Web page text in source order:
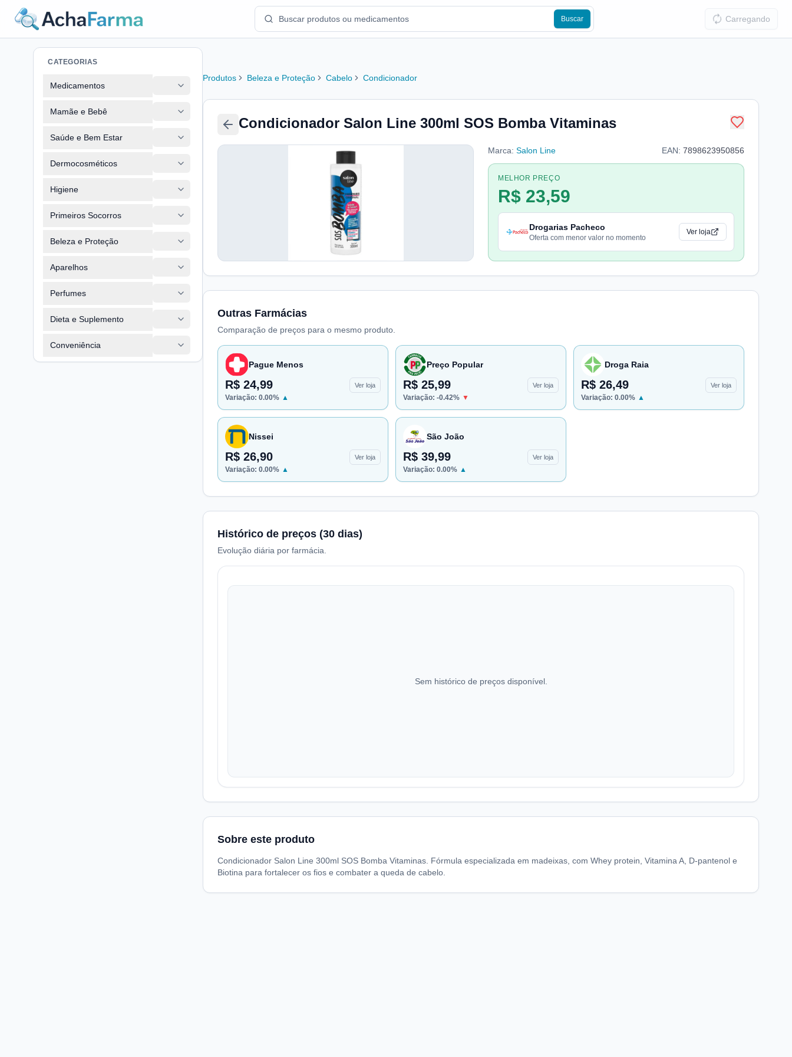
Buscar Carregando
CATEGORIAS
Medicamentos
Mamãe e Bebê
Saúde e Bem Estar
Dermocosméticos
Higiene
Primeiros Socorros
Beleza e Proteção
Aparelhos
Perfumes
Dieta e Suplemento
Conveniência
Produtos Beleza e Proteção Cabelo Condicionador
Condicionador Salon Line 300ml SOS Bomba Vitaminas
Marca: Salon Line EAN: 7898623950856
MELHOR PREÇO
R$ 23,59
Drogarias Pacheco
Oferta com menor valor no momento
Ver loja
Outras Farmácias
Comparação de preços para o mesmo produto.
Pague Menos
R$ 24,99 Ver loja
Variação: 0.00% ▲
Preço Popular
R$ 25,99 Ver loja
Variação: -0.42% ▼
Droga Raia
R$ 26,49 Ver loja
Variação: 0.00% ▲
Nissei
R$ 26,90 Ver loja
Variação: 0.00% ▲
São João
R$ 39,99 Ver loja
Variação: 0.00% ▲
Histórico de preços (30 dias)
Evolução diária por farmácia.
Sem histórico de preços disponível.
Sobre este produto
Condicionador Salon Line 300ml SOS Bomba Vitaminas. Fórmula especializada em madeixas, com Whey protein, Vitamina A, D-pantenol e
Biotina para fortalecer os fios e combater a queda de cabelo.